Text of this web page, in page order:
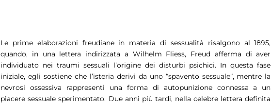
Le prime elaborazioni freudiane in materia di sessualità risalgono al 1895,
quando, in una lettera indirizzata a Wilhelm Fliess, Freud afferma di aver
individuato nei traumi sessuali l’origine dei disturbi psichici. In questa fase
iniziale, egli sostiene che l’isteria derivi da uno “spavento sessuale”, mentre la
nevrosi ossessiva rappresenti una forma di autopunizione connessa a un
piacere sessuale sperimentato. Due anni più tardi, nella celebre lettera definita